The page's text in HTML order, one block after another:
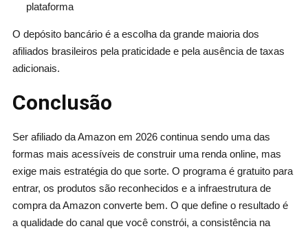
plataforma
O depósito bancário é a escolha da grande maioria dos
afiliados brasileiros pela praticidade e pela ausência de taxas
adicionais.
Conclusão
Ser afiliado da Amazon em 2026 continua sendo uma das
formas mais acessíveis de construir uma renda online, mas
exige mais estratégia do que sorte. O programa é gratuito para
entrar, os produtos são reconhecidos e a infraestrutura de
compra da Amazon converte bem. O que define o resultado é
a qualidade do canal que você constrói, a consistência na